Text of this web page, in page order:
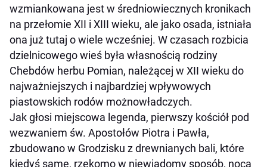
wzmiankowana jest w średniowiecznych kronikach
na przełomie XII i XIII wieku, ale jako osada, istniała
ona już tutaj o wiele wcześniej.​ W czasach rozbicia
dzielnicowego wieś była własnością rodziny
Chebdów herbu Pomian, należącej w XII wieku do
najważniejszych i najbardziej wpływowych
piastowskich rodów możnowładczych.
Jak głosi miejscowa legenda, pierwszy kościół pod
wezwaniem św. Apostołów Piotra i Pawła,
zbudowano w Grodzisku​ z drewnianych bali, które
kiedyś same, rzekomo w niewiadomy sposób, nocą